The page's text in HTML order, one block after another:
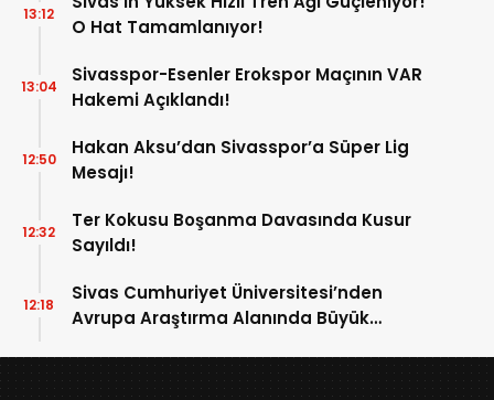
O Hat Tamamlanıyor!
13:12
Sivasspor-Esenler Erokspor Maçının VAR
Hakemi Açıklandı!
13:04
Hakan Aksu’dan Sivasspor’a Süper Lig
Mesajı!
12:50
Ter Kokusu Boşanma Davasında Kusur
Sayıldı!
12:32
Sivas Cumhuriyet Üniversitesi’nden
Avrupa Araştırma Alanında Büyük
12:18